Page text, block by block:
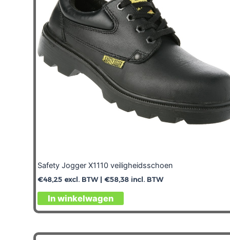
Safety Jogger X1110 veiligheidsschoen
€48,25 excl. BTW | €58,38 incl. BTW
In winkelwagen